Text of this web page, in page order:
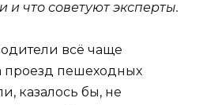
и что советуют эксперты.
всё чаще
проезд пешеходных
казалось бы, не